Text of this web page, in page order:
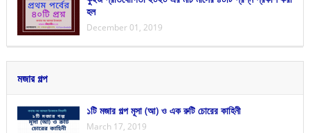
হল
December 01, 2019
মজার গল্প
১টি মজার গল্প মূসা (আ) ও এক রুটি চোরের কাহিনী
March 17, 2019